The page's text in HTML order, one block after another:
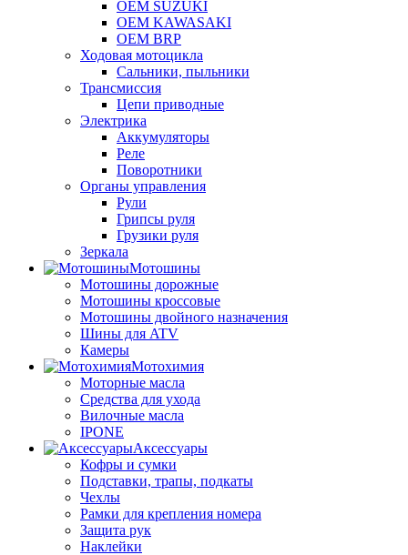
OEM SUZUKI
OEM KAWASAKI
OEM BRP
Ходовая мотоцикла
Сальники, пыльники
Трансмиссия
Цепи приводные
Электрика
Аккумуляторы
Реле
Поворотники
Органы управления
Рули
Грипсы руля
Грузики руля
Зеркала
Мотошины
Мотошины дорожные
Мотошины кроссовые
Мотошины двойного назначения
Шины для ATV
Камеры
Мотохимия
Моторные масла
Средства для ухода
Вилочные масла
IPONE
Аксессуары
Кофры и сумки
Подставки, трапы, подкаты
Чехлы
Рамки для крепления номера
Защита рук
Наклейки